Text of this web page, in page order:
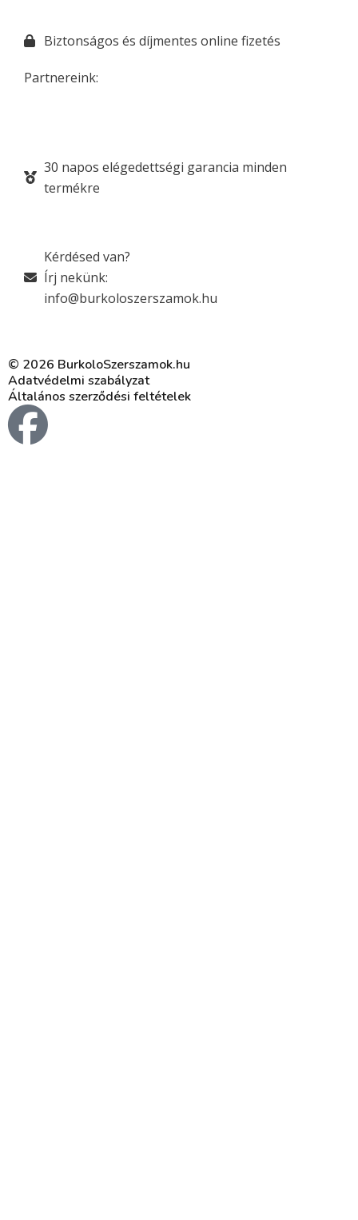
Biztonságos és díjmentes online fizetés
Partnereink:
30 napos elégedettségi garancia minden
termékre
Kérdésed van?
Írj nekünk:
info@burkoloszerszamok.hu
© 2026 BurkoloSzerszamok.hu
Adatvédelmi szabályzat
Általános szerződési feltételek
F